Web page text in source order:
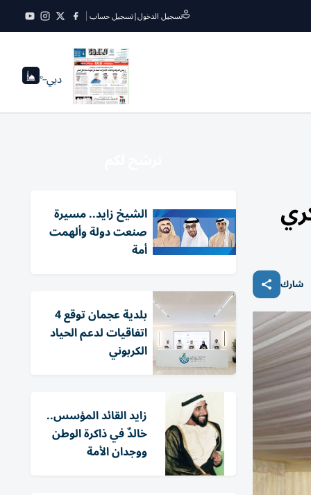
تسجيل الدخول|تسجيل حساب
دبي--°
شارك
الشيخ زايد.. مسيرة
صنعت دولة وألهمت
أمة
بلدية عجمان توقع 4
اتفاقيات لدعم الحياد
الكربوني
زايد القائد المؤسس..
خالدٌ في ذاكرة الوطن
ووجدان الأمة